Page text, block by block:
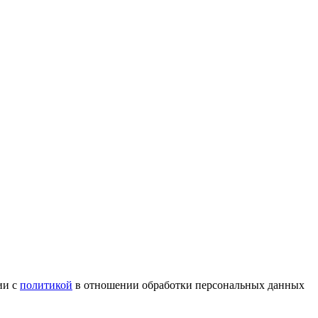
с политикой в отношении обработки персональных данных